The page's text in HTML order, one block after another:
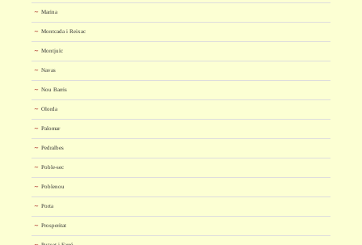
Marina
Montcada i Reixac
Montjuïc
Navas
Nou Barris
Olorda
Palomar
Pedralbes
Poble-sec
Poblenou
Porta
Prosperitat